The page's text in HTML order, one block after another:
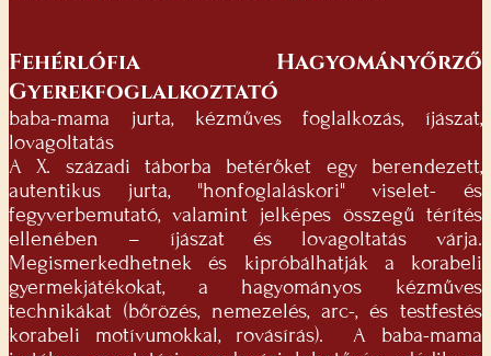
Fehérlófia Hagyományőrző
Gyerekfoglalkoztató
baba-mama jurta, kézműves foglalkozás, íjászat,
lovagoltatás
A X. századi táborba betérőket egy berendezett,
autentikus jurta, "honfoglaláskori" viselet- és
fegyverbemutató, valamint jelképes összegű térítés
ellenében – íjászat és lovagoltatás várja.
Megismerkedhetnek és kipróbálhatják a korabeli
gyermekjátékokat, a hagyományos kézműves
technikákat (bőrözés, nemezelés, arc-, és testfestés
korabeli motívumokkal, rovásírás). A baba-mama